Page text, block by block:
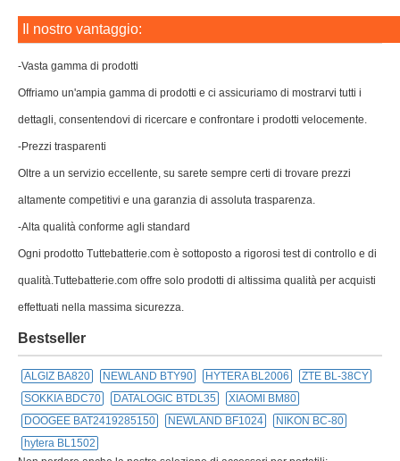
Il nostro vantaggio:
-Vasta gamma di prodotti
Offriamo un'ampia gamma di prodotti e ci assicuriamo di mostrarvi tutti i
dettagli, consentendovi di ricercare e confrontare i prodotti velocemente.
-Prezzi trasparenti
Oltre a un servizio eccellente, su sarete sempre certi di trovare prezzi
altamente competitivi e una garanzia di assoluta trasparenza.
-Alta qualità conforme agli standard
Ogni prodotto Tuttebatterie.com è sottoposto a rigorosi test di controllo e di
qualità.Tuttebatterie.com offre solo prodotti di altissima qualità per acquisti
effettuati nella massima sicurezza.
Bestseller
ALGIZ BA820 NEWLAND BTY90 HYTERA BL2006
ZTE BL-38CY
SOKKIA BDC70
DATALOGIC BTDL35
XIAOMI BM80
DOOGEE BAT2419285150
NEWLAND BF1024
NIKON BC-80
hytera BL1502